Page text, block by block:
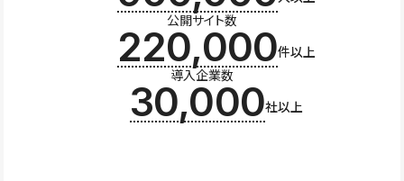
公開サイト数
220,000件以上
導入企業数
30,000社以上